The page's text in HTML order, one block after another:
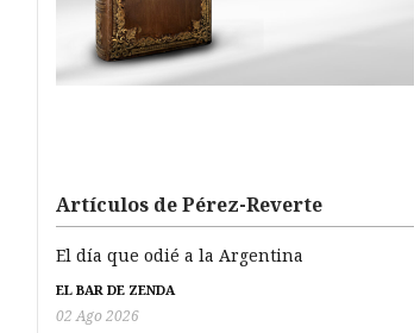
Artículos de Pérez-Reverte
El día que odié a la Argentina
EL BAR DE ZENDA
02 Ago 2026